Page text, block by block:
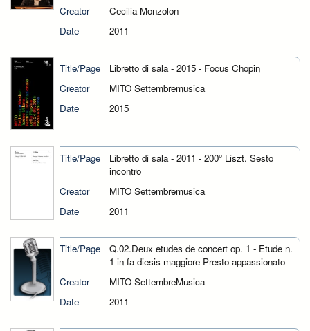
Creator
Cecilia Monzolon
Date
2011
Title/Page
Libretto di sala - 2015 - Focus Chopin
Creator
MITO Settembremusica
Date
2015
Title/Page
Libretto di sala - 2011 - 200° Liszt. Sesto
incontro
Creator
MITO Settembremusica
Date
2011
Title/Page
Q.02.Deux etudes de concert op. 1 - Etude n.
1 in fa diesis maggiore Presto appassionato
Creator
MITO SettembreMusica
Date
2011